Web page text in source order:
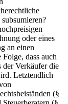
oder eines
an einen
dass auch
Verkäufer die
Letztendlich
(§